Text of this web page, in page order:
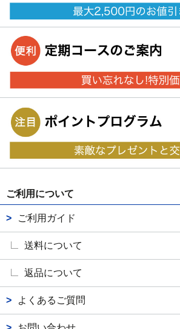
ご利用について
ご利用ガイド
送料について
返品について
よくあるご質問